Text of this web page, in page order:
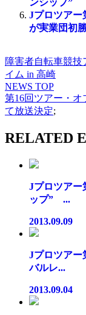
ンシップ”
Jプロツア
が実業団初
障害者自転車競技
イム in 高崎
NEWS TOP
第16回ツアー・オ
て放送決定;
RELATED
Jプロツアー
ップ” ...
2013.09.09
Jプロツア
バルレ...
2013.09.04